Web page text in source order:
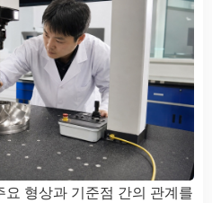
형상과 기준점 간의 관계를